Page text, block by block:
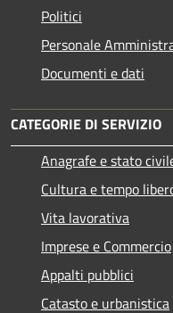
Politici
Personale
Documenti e dati
CATEGORIE DI SERVIZIO
Anagrafe e stato
Cultura e tempo
Vita lavorativa
Imprese e Commercio
Appalti pubblici
Catasto e urbanistica